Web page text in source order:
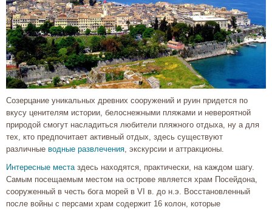
Созерцание уникальных древних сооружений и руин придется по
вкусу ценителям истории, белоснежными пляжами и невероятной
природой смогут насладиться любители пляжного отдыха, ну а для
тех, кто предпочитает активный отдых, здесь существуют
различные водные развлечения , экскурсии и аттракционы.
Интересные места здесь находятся, практически, на каждом шагу.
Самым посещаемым местом на острове является храм Посейдона,
сооруженный в честь бога морей в VI в. до н.э. Восстановленный
после войны с персами храм содержит 16 колон, которые